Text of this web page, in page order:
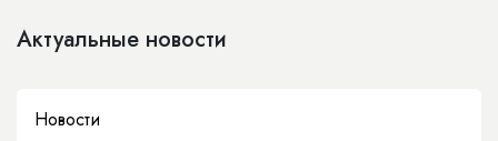
Актуальные новости
Новости